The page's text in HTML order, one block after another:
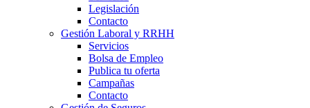
Legislación
Contacto
Gestión Laboral y RRHH
Servicios
Bolsa de Empleo
Publica tu oferta
Campañas
Contacto